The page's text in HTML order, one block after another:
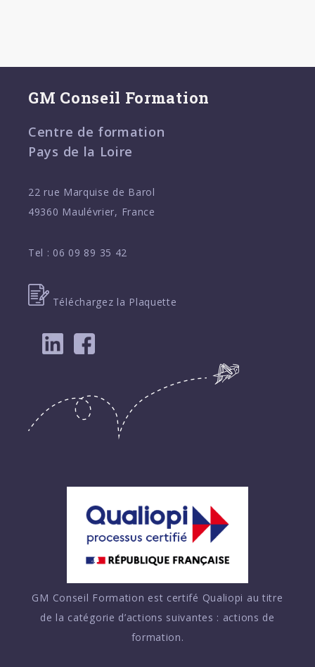
GM Conseil Formation
Centre de formation
Pays de la Loire
22 rue Marquise de Barol
49360 Maulévrier, France
Tel : 06 09 89 35 42
Téléchargez la Plaquette
GM Conseil Formation est certifé Qualiopi au titre
de la catégorie d’actions suivantes : actions de
formation.